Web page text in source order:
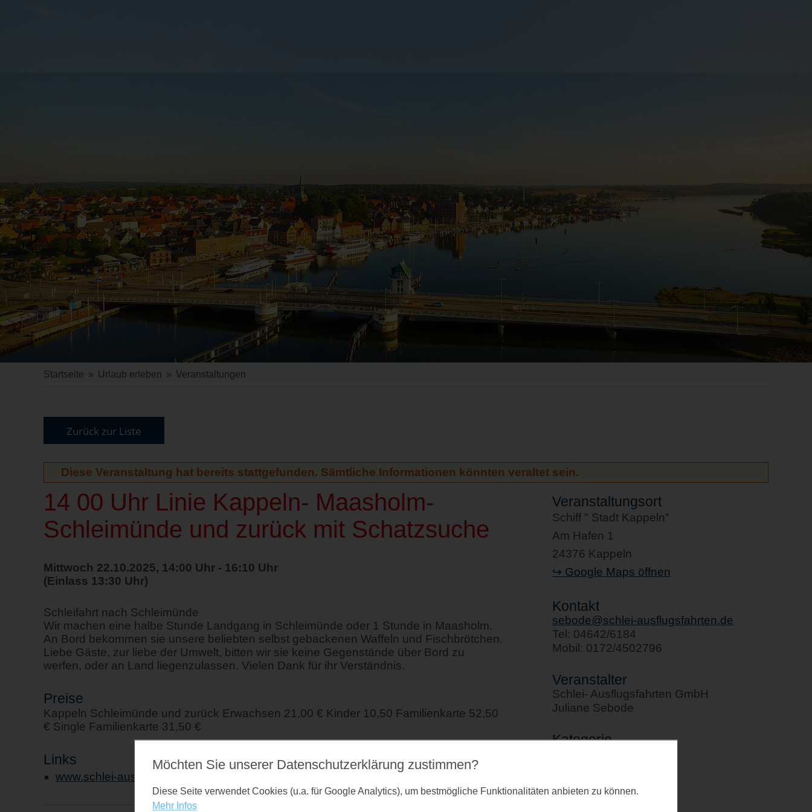
Startseite » Urlaub erleben » Veranstaltungen
Zurück zur Liste
Diese Veranstaltung hat bereits stattgefunden. Sämtliche Informationen könnten veraltet sein.
14 00 Uhr Linie Kappeln- Maasholm-
Schleimünde und zurück mit Schatzsuche
Mittwoch 22.10.2025, 14:00 Uhr - 16:10 Uhr
(Einlass 13:30 Uhr)
Schleifahrt nach Schleimünde
Wir machen eine halbe Stunde Landgang in Schleimünde oder 1 Stunde in Maasholm.
An Bord bekommen sie unsere beliebten selbst gebackenen Waffeln und Fischbrötchen.
Liebe Gäste, zur liebe der Umwelt, bitten wir sie keine Gegenstände über Bord zu
werfen, oder an Land liegenzulassen. Vielen Dank für ihr Verständnis.
Preise
Kappeln Schleimünde und zurück Erwachsen 21,00 € Kinder 10,50 Familienkarte 52,50
€ Single Familienkarte 31,50 €
Links
www.schlei-ausflugsfahrten.de
Veranstaltungsort
Schiff " Stadt Kappeln"
Am Hafen 1
24376 Kappeln
↪ Google Maps öffnen
Kontakt
sebode@schlei-ausflugsfahrten.de
Tel: 04642/6184
Mobil: 0172/4502796
Veranstalter
Schlei- Ausflugsfahrten GmbH
Juliane Sebode
Kategorie
Letztes Update
Möchten Sie unserer Datenschutz­erklärung zustimmen?
Diese Seite verwendet Cookies (u.a. für Google Analytics), um bestmögliche Funktionalitäten anbieten zu können.
Mehr Infos